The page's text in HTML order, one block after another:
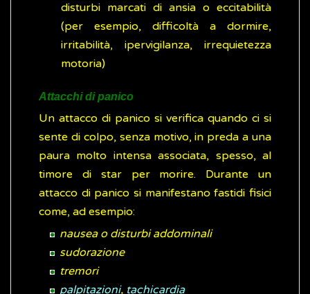
disturbi marcati di ansia o eccitabilità
(per esempio, difficoltà a dormire,
irritabilità, ipervigilanza, irrequietezza
motoria)
Attacchi di panico
Un attacco di panico si verifica quando ci si
sente di colpo, senza motivo, in preda a una
paura molto intensa associata, spesso, al
timore di star per morire. Durante un
attacco di panico si manifestano fastidi fisici
come, ad esempio:
nausea o disturbi addominali
sudorazione
tremori
palpitazioni, tachicardia